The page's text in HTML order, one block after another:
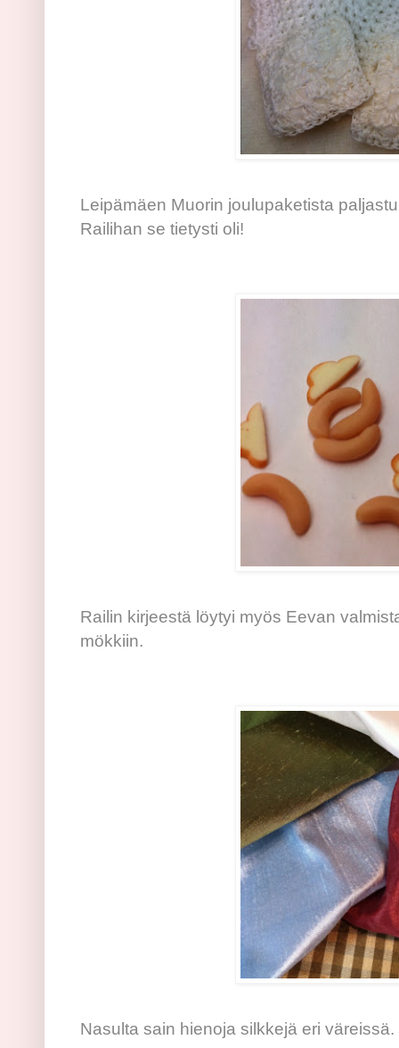
Leipämäen Muorin joulupaketista
Railihan se tietysti oli!
Railin kirjeestä löytyi myös Eevan
mökkiin.
Nasulta sain hienoja silkkejä eri väreissä.